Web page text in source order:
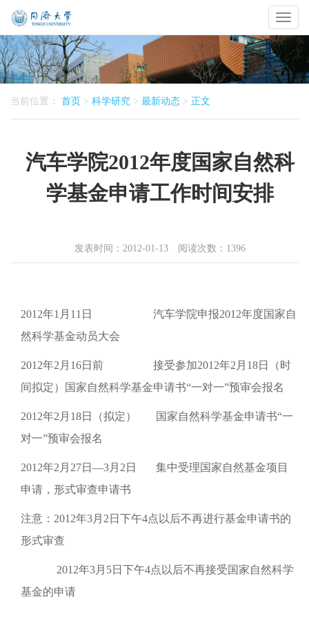
Toggle
当前位置： 首页 > 科学研究 > 最新动态 > 正文
汽车学院2012年度国家自然科
学基金申请工作时间安排
发表时间：2012-01-13 阅读次数： 1396
2012年1月11日 汽车学院申报2012年度国家自
然科学基金动员大会
2012年2月16日前 接受参加2012年2月18日（时
间拟定）国家自然科学基金申请书“一对一”预审会报名
2012年2月18日（拟定） 国家自然科学基金申请书“一
对一”预审会报名
2012年2月27日—3月2日 集中受理国家自然基金项目
申请，形式审查申请书
注意：2012年3月2日下午4点以后不再进行基金申请书的
形式审查
2012年3月5日下午4点以后不再接受国家自然科学
基金的申请